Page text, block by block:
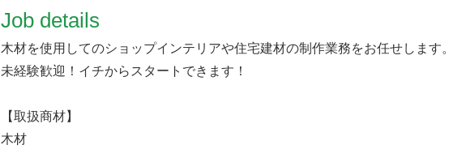
​Job details
木材を使用してのショップインテリアや住宅建材の制作業務をお任せします。
未経験歓迎！イチからスタートできます！
【取扱商材】
木材